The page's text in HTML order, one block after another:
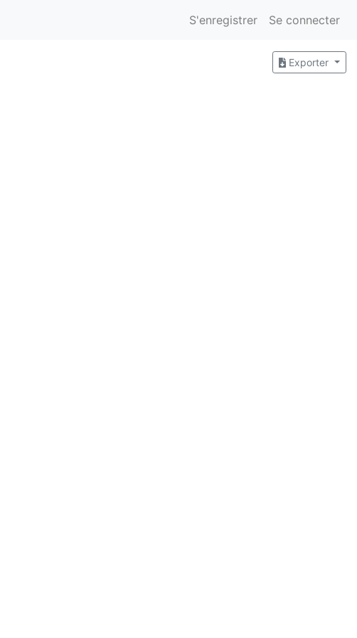
S'enregistrer Se connecter
Exporter